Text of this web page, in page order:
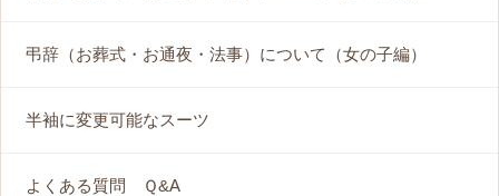
弔辞（お葬式・お通夜・法事）について（女の子編）
半袖に変更可能なスーツ
よくある質問 Ｑ&A